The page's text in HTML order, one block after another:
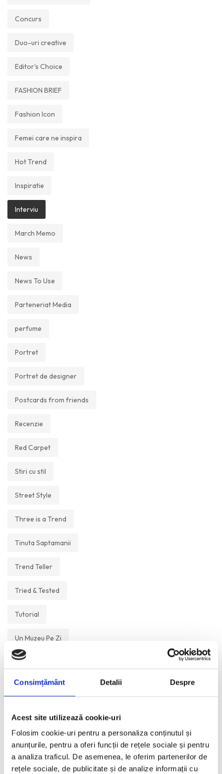
Consimțământ Detalii Despre
Acest site utilizează cookie-uri
Folosim cookie-uri pentru a personaliza conținutul și
anunțurile, pentru a oferi funcții de rețele sociale și pentru
a analiza traficul. De asemenea, le oferim partenerilor de
rețele sociale, de publicitate și de analize informații cu
Concurs
Duo-uri creative
Editor's Choice
FASHION BRIEF
Fashion Icon
Femei care ne inspira
Hot Trend
Inspiratie
Interviu
March Memo
News
News To Use
Parteneriat Media
perfume
Portret
Portret de designer
Postcards from friends
Recenzie
Red Carpet
Stiri cu stil
Street Style
Three is a Trend
Tinuta Saptamanii
Trend Teller
Tried & Tested
Tutorial
Un Muzeu Pe Zi
Vickipedia
Visual Postcards
ANI: